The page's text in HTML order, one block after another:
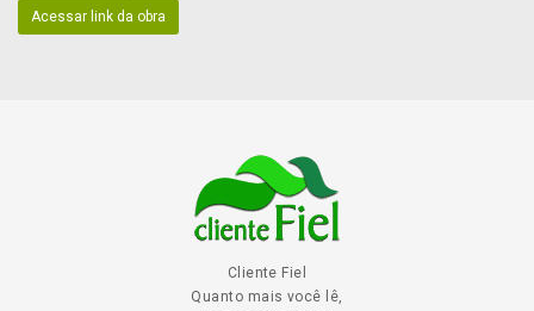
Acessar link da obra
Cliente Fiel
Quanto mais você lê,